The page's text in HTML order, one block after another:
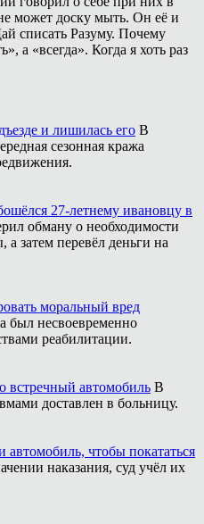
может доску мыть. Он её и
списать Разуму. Почему
а «всегда». Когда я хоть раз
и лишилась его В
сезонная кража
27-летнему ивановцу в
обману о необходимости
затем перевёл деньги на
моральный вред
был несвоевременно
реабилитации.
встречный автомобиль В
доставлен в больницу.
чтобы покататься
наказания, суд учёл их